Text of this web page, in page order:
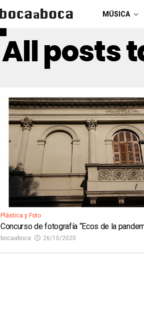
MÚSICA
All posts
Plástica y Foto
Concurso de fotografía “Ecos de la
bocaaboca 26/10/2020